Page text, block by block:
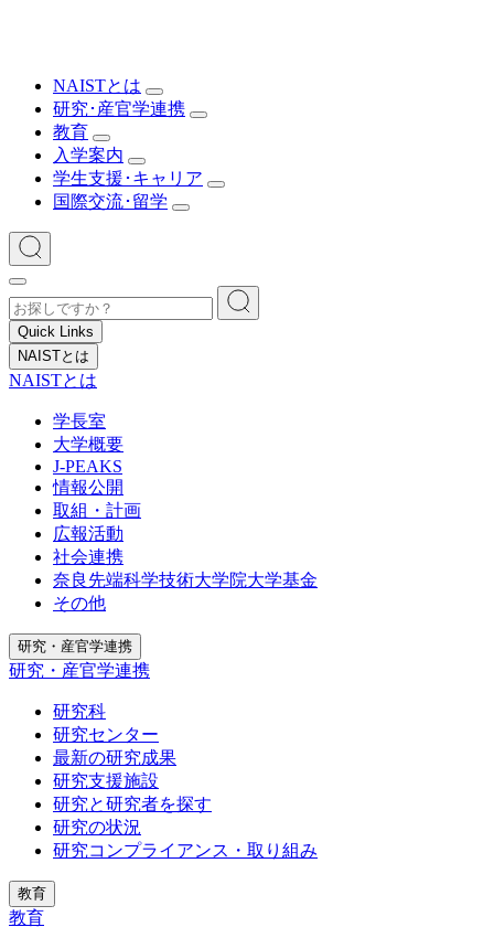
NAISTとは
研究･産官学連携
教育
入学案内
学生支援･キャリア
国際交流･留学
Quick Links
NAISTとは
NAISTとは
学長室
大学概要
J-PEAKS
情報公開
取組・計画
広報活動
社会連携
奈良先端科学技術大学院大学基金
その他
研究・産官学連携
研究・産官学連携
研究科
研究センター
最新の研究成果
研究支援施設
研究と研究者を探す
研究の状況
研究コンプライアンス・取り組み
教育
教育